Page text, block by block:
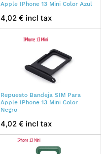
Apple IPhone 13 Mini Color Azul
4,02 € incl tax
Repuesto Bandeja SIM Para
Apple IPhone 13 Mini Color
Negro
4,02 € incl tax